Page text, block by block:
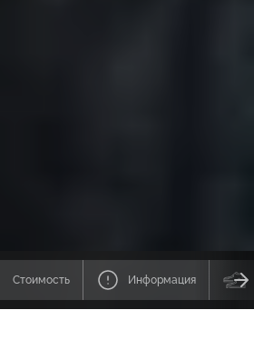
Стоимость Информация